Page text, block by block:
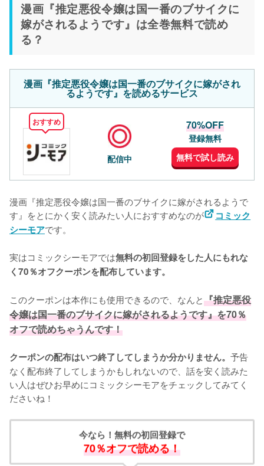
漫画『推定悪役令嬢は国一番のブサイクに
嫁がされるようです』は全巻無料で読め
る？
漫画『推定悪役令嬢は国一番のブサイクに嫁がされ
るようです』を読めるサービス
おすすめ
配信中
70%OFF
登録無料
無料で試し読み
漫画『推定悪役令嬢は国一番のブサイクに嫁がされるようで
す』をとにかく安く読みたい人におすすめなのが
コミック
シーモアです。
実はコミックシーモアでは無料の初回登録をした人にもれな
く70％オフクーポンを配布しています。
このクーポンは本作にも使用できるので、なんと『推定悪役
令嬢は国一番のブサイクに嫁がされるようです』を70％
オフで読めちゃうんです！
クーポンの配布はいつ終了してしまうか分かりません。 予告
なく配布終了してしまうかもしれないので、話を安く読みた
い人はぜひお早めにコミックシーモアをチェックしてみてく
ださいね！
今なら！無料の初回登録で
70％オフで読める！